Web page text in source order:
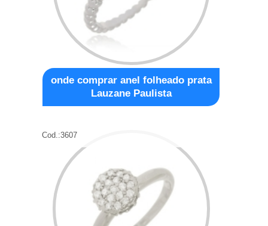
onde comprar anel folheado prata
Lauzane Paulista
Cod.:3607